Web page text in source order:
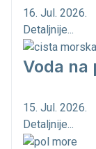
16. Jul. 2026.
Detaljnije...
Voda na
15. Jul. 2026.
Detaljnije...